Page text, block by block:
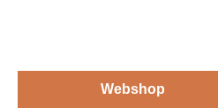
Webshop